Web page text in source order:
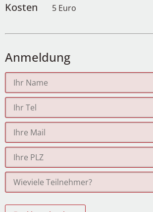
Kosten 5 Euro
Anmeldung